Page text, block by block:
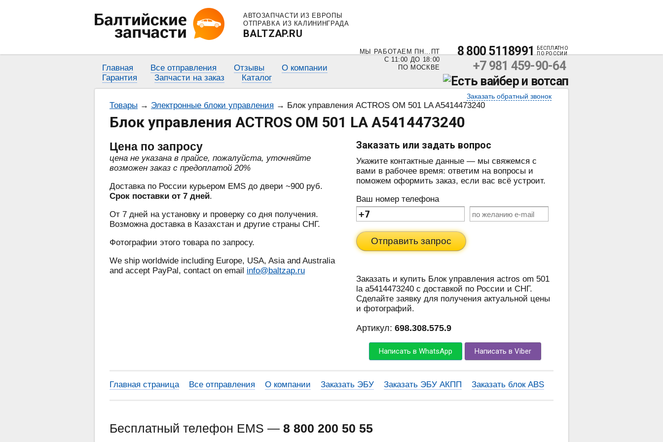
АВТОЗАПЧАСТИ ИЗ ЕВРОПЫ
ОТПРАВКА ИЗ КАЛИНИНГРАДА
BALTZAP.RU
МЫ РАБОТАЕМ ПН...ПТ
С 11:00 ДО 18:00
ПО МОСКВЕ
8 800 5118991
БЕСПЛАТНО
ПО РОССИИ
+7 981 459-90-64
Заказать обратный звонок
Главная Все отправления Отзывы
О компании
Гарантия
Запчасти на заказ Каталог
Товары → Электронные блоки управления → Блок управления ACTROS OM 501 LA A5414473240
Блок управления ACTROS OM 501 LA A5414473240
Цена по запросу
цена не указана в прайсе, пожалуйста, уточняйте
возможен заказ с предоплатой 20%
Доставка по России курьером EMS до двери ~900 руб.
Срок поставки от 7 дней.
От 7 дней на установку и проверку со дня получения.
Возможна доставка в Казахстан и другие страны СНГ.
Фотографии этого товара по запросу.
We ship worldwide including Europe, USA, Asia and Australia
and accept PayPal, contact on email info@baltzap.ru
Заказать или задать вопрос
Укажите контактные данные — мы свяжемся с
вами в рабочее время: ответим на вопросы и
поможем оформить заказ, если вас всё устроит.
Ваш номер телефона
Отправить запрос
Заказать и купить Блок управления actros om 501
la a5414473240 с доставкой по России и СНГ.
Сделайте заявку для получения актуальной цены
и фотографий.
Артикул: 698.308.575.9
Написать в WhatsApp Написать в Viber
Главная страница Все отправления О компании Заказать ЭБУ Заказать ЭБУ АКПП Заказать блок ABS
Бесплатный телефон EMS — 8 800 200 50 55